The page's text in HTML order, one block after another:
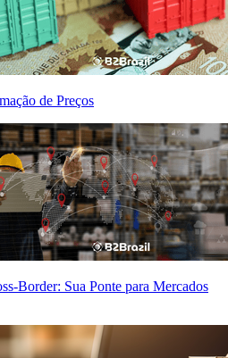
de Preços
Border: Sua Ponte para Mercados